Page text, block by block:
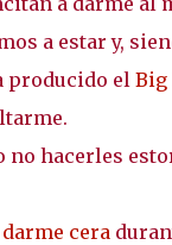
a estar y,
producido el Big
no hacerles
darme cera